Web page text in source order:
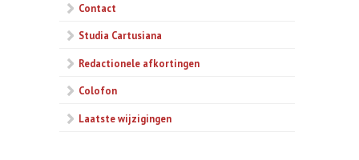
Contact
Studia Cartusiana
Redactionele afkortingen
Colofon
Laatste wijzigingen